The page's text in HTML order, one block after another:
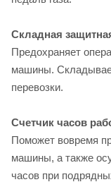
Складная
Предохраняет
машины.
перевозки.
Счетчик часов
Поможет вовремя
машины, а также
часов при